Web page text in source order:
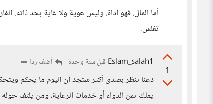
أما المال، فهو أداة، وليس هوية ولا غاية بحد ذاته.
تفلس.
1
Eslam_salah1 قبل سنة واحدة أضف ردا
دعنا ننظر بصدق أكثر ستجد أن اليوم ما يحكم
يملك ثمن الدواء أو خدمات الرعاية، ومن يلتف